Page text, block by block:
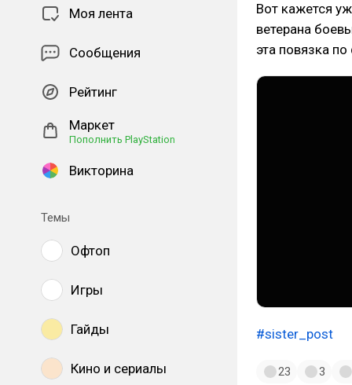
Моя лента
Сообщения
Рейтинг
Маркет
Пополнить PlayStation
Викторина
Темы
Офтоп
Игры
Гайды
Кино и сериалы
Вот кажется
ветерана
эта повязка
#sister_post
23 3